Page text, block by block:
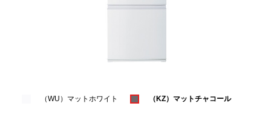
（WU）マットホワイト （KZ）マットチャコール